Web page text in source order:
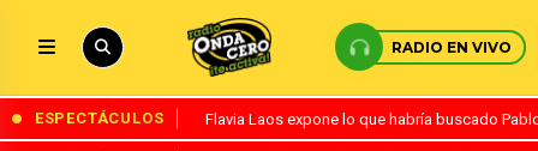
RADIO EN VIVO
ESPECTÁCULOS Flavia Laos expone lo que habría buscado